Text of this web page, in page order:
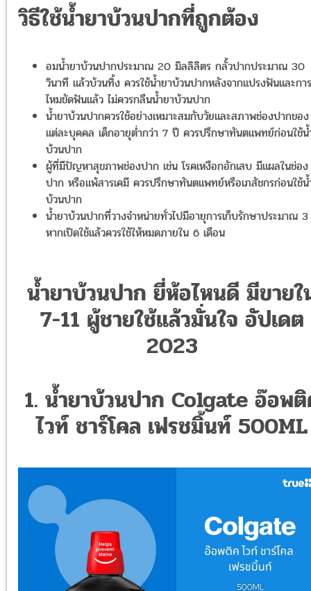
วิธีใช้น้ำยาบ้วนปากที่ถูกต้อง
อมน้ำยาบ้วนปากประมาณ 20 มิลลิลิตร กลั้วปากประมาณ 30
วินาที แล้วบ้วนทิ้ง ควรใช้น้ำยาบ้วนปากหลังจากแปรงฟันและกา
ไหมขัดฟันแล้ว ไม่ควรกลืนน้ำยาบ้วนปาก
น้ำยาบ้วนปากควรใช้อย่างเหมาะสมกับวัยและสภาพช่องปากของ
แต่ละบุคคล เด็กอายุต่ำกว่า 7 ปี ควรปรึกษาทันตแพทย์ก่อนใช้น้
บ้วนปาก
ผู้ที่มีปัญหาสุขภาพช่องปาก เช่น โรคเหงือกอักเสบ มีแผลในช่อง
ปาก หรือแพ้สารเคมี ควรปรึกษาทันตแพทย์หรือเภสัชกรก่อนใช้น้
บ้วนปาก
น้ำยาบ้วนปากที่วางจำหน่ายทั่วไปมีอายุการเก็บรักษาประมาณ
หากเปิดใช้แล้วควรใช้ให้หมดภายใน 6 เดือน
น้ำยาบ้วนปาก ยี่ห้อไหนดี มีขายใ
7-11 ผู้ชายใช้แล้วมั่นใจ อัปเดต
2023
1. น้ำยาบ้วนปาก Colgate อ๊อพ
ไวท์ ชาร์โคล เฟรชมิ้นท์ 500ML